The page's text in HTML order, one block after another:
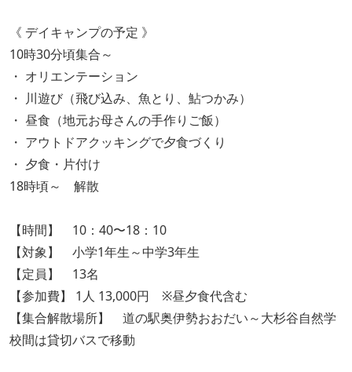
《 デイキャンプの予定 》
10時30分頃集合～
・ オリエンテーション
・ 川遊び（飛び込み、魚とり、鮎つかみ）
・ 昼食（地元お母さんの手作りご飯）
・ アウトドアクッキングで夕食づくり
・ 夕食・片付け
18時頃～ 解散
【時間】 10：40〜18：10
【対象】 小学1年生～中学3年生
【定員】 13名
【参加費】 1人 13,000円 ※昼夕食代含む
【集合解散場所】 道の駅奥伊勢おおだい～大杉谷自然学
校間は貸切バスで移動